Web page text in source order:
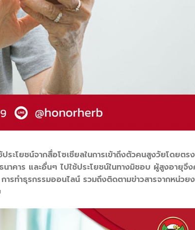
ะโยชน์จากสื่อโซเชียลในการเข้าถึงตัวคนสูงวัยโดยตรง
คาร และอื่นๆ ไปใช้ประโยชน์ในทางมิชอบ ผู้สูงอายุจึง
ารทำธุรกรรมออนไลน์ รวมถึงติดตามข่าวสารจากหน่วย